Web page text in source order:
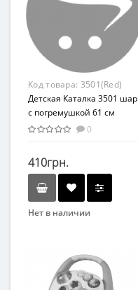
Возраст
Возрастная группа
От 3 лет
Материал
Комбинированный
Код товара: 3501(Red)
Детская Каталка 3501 шар
с погремушкой 61 см
(Красный)
0
410грн.
Нет в наличии
Каталка